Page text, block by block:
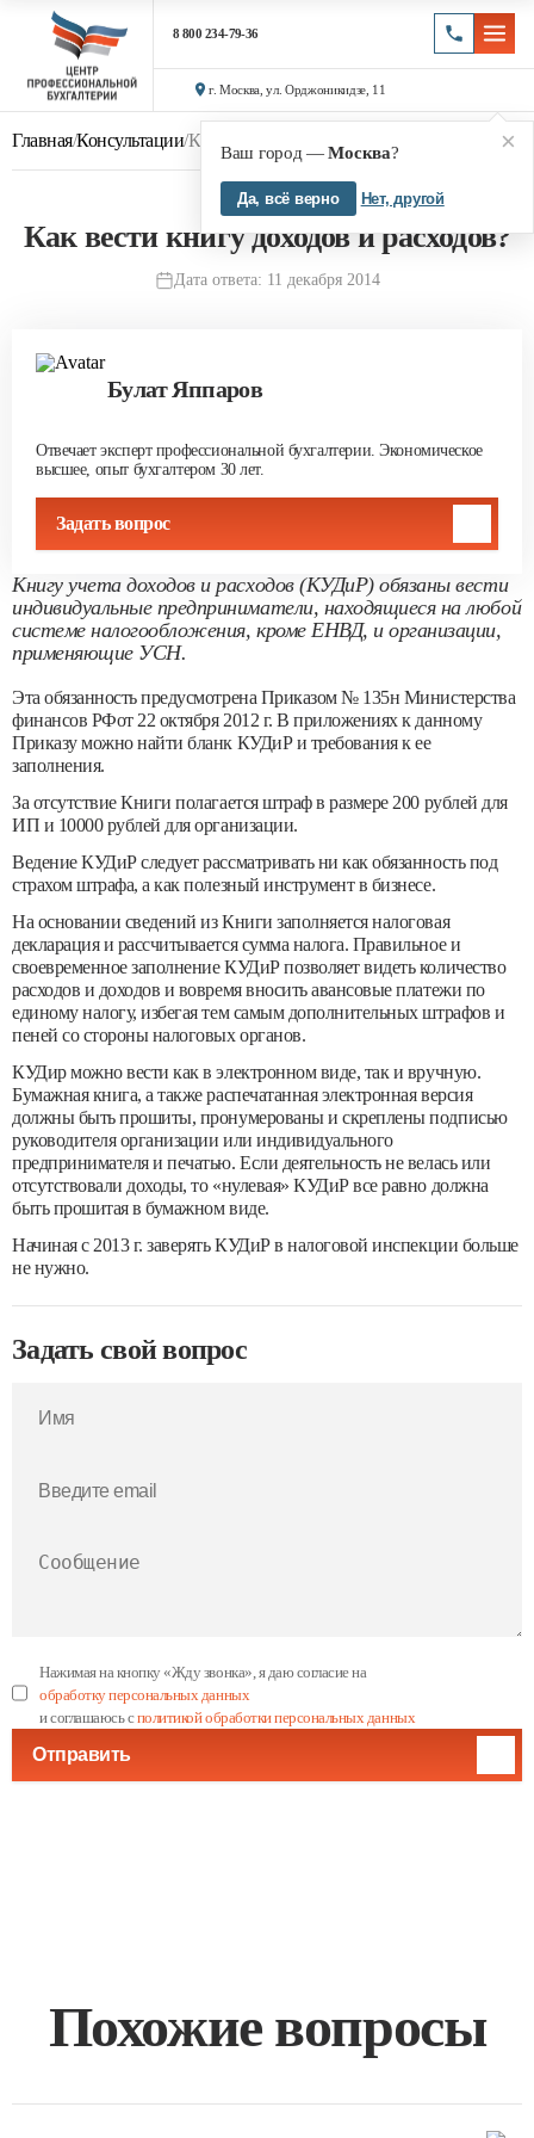
8 800 234-79-36
г. Москва, ул. Орджоникидзе, 11
×
Ваш город —Москва?
Да, всё верно Нет, другой
Главная/Консультации/Как вести книгу доходов и расходов?
Как вести книгу доходов и расходов?
Дата ответа: 11 декабря 2014
Булат Яппаров
Отвечает эксперт профессиональной бухгалтерии. Экономическое
высшее, опыт бухгалтером 30 лет.
Задать вопрос
Книгу учета доходов и расходов (КУДиР) обязаны вести
индивидуальные предприниматели, находящиеся на любой
системе налогообложения, кроме ЕНВД, и организации,
применяющие УСН.
Эта обязанность предусмотрена Приказом № 135н Министерства
финансов РФот 22 октября 2012 г. В приложениях к данному
Приказу можно найти бланк КУДиР и требования к ее
заполнения.
За отсутствие Книги полагается штраф в размере 200 рублей для
ИП и 10000 рублей для организации.
Ведение КУДиР следует рассматривать ни как обязанность под
страхом штрафа, а как полезный инструмент в бизнесе.
На основании сведений из Книги заполняется налоговая
декларация и рассчитывается сумма налога. Правильное и
своевременное заполнение КУДиР позволяет видеть количество
расходов и доходов и вовремя вносить авансовые платежи по
единому налогу, избегая тем самым дополнительных штрафов и
пеней со стороны налоговых органов.
КУДир можно вести как в электронном виде, так и вручную.
Бумажная книга, а также распечатанная электронная версия
должны быть прошиты, пронумерованы и скреплены подписью
руководителя организации или индивидуального
предпринимателя и печатью. Если деятельность не велась или
отсутствовали доходы, то «нулевая» КУДиР все равно должна
быть прошитая в бумажном виде.
Начиная с 2013 г. заверять КУДиР в налоговой инспекции больше
не нужно.
Задать свой вопрос
Нажимая на кнопку «Жду звонка», я даю согласие на
обработку персональных данных
и соглашаюсь сполитикой обработки персональных данных
Отправить
Похожие вопросы